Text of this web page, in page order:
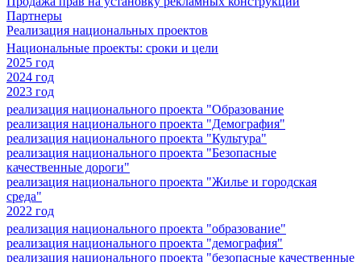
Партнеры
Реализация национальных проектов
Национальные проекты: сроки и цели
2025 год
2024 год
2023 год
реализация национального проекта "Образование
реализация национального проекта "Демография"
реализация национального проекта "Культура"
реализация национального проекта "Безопасные
качественные дороги"
реализация национального проекта "Жилье и городская
среда"
2022 год
реализация национального проекта "образование"
реализация национального проекта "демография"
реализация национального проекта "безопасные качественные